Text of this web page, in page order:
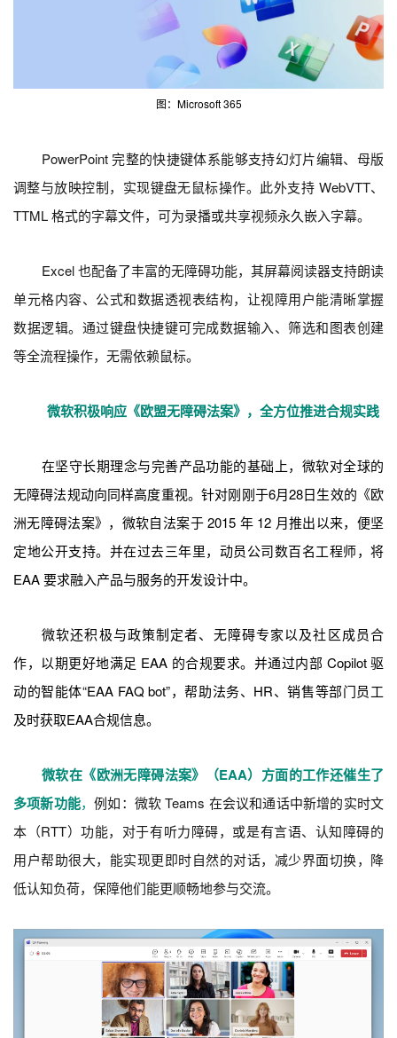
图：Microsoft 365
PowerPoint 完整的快捷键体系能够支持幻灯片编辑、母版
调整与放映控制，实现键盘无鼠标操作。此外支持 WebVTT、
TTML 格式的字幕文件，可为录播或共享视频永久嵌入字幕。
Excel 也配备了丰富的无障碍功能，其屏幕阅读器支持朗读
单元格内容、公式和数据透视表结构，让视障用户能清晰掌握
数据逻辑。通过键盘快捷键可完成数据输入、筛选和图表创建
等全流程操作，无需依赖鼠标。
微软积极响应《欧盟无障碍法案》，全方位推进合规实践
在坚守长期理念与完善产品功能的基础上，微软对全球的
无障碍法规动向同样高度重视。针对刚刚于6月28日生效的《欧
洲无障碍法案》，微软自法案于 2015 年 12 月推出以来，便坚
定地公开支持。并在过去三年里，动员公司数百名工程师，将
EAA 要求融入产品与服务的开发设计中。
微软还积极与政策制定者、无障碍专家以及社区成员合
作，以期更好地满足 EAA 的合规要求。并通过内部 Copilot 驱
动的智能体“EAA FAQ bot”，帮助法务、HR、销售等部门员工
及时获取EAA合规信息。
微软在《欧洲无障碍法案》（EAA）方面的工作还催生了
多项新功能，例如：微软 Teams 在会议和通话中新增的实时文
本（RTT）功能，对于有听力障碍，或是有言语、认知障碍的
用户帮助很大，能实现更即时自然的对话，减少界面切换，降
低认知负荷，保障他们能更顺畅地参与交流。